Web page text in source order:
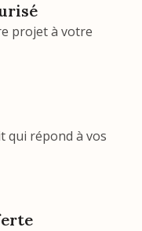
projet à votre
qui répond à vos